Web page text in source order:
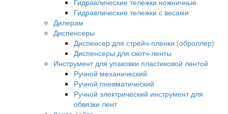
Гидравлические тележки с весами
Дилерам
Диспенсеры
Диспенсер для стрейч-пленки (оброллер)
Диспенсеры для скотч-ленты
Инструмент для упаковки пластиковой лентой
Ручной механический
Ручной пневматический
Ручной электрический инструмент для
обвязки лент